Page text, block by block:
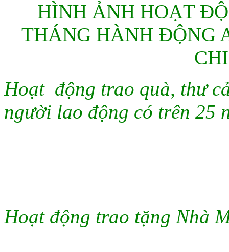
HÌNH ẢNH HOẠT
THÁNG HÀNH ĐỘNG
Hoạt động trao quà, thư
người lao động có trên 25
Hoạt động trao tặng Nhà